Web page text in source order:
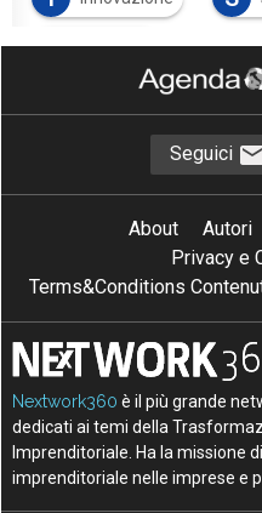
S Strategia
Seguici
About Autori
Privacy e
Terms&Conditions
Nextwork360 è il più grande
dedicati ai temi della
Imprenditoriale. Ha la missione
imprenditoriale nelle imprese e